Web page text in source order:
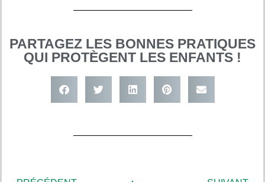
PARTAGEZ LES BONNES PRATIQUES
QUI PROTÈGENT LES ENFANTS !